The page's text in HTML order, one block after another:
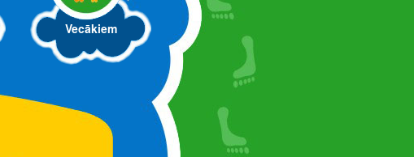
Vecākiem